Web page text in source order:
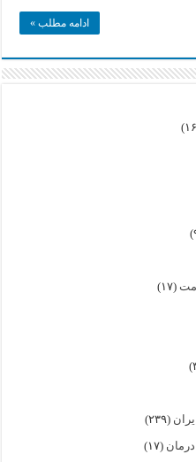
بیمارستانی(ویژه
ادامه مطلب »
(۱۷)
(۲۳۹)
(۱۷)